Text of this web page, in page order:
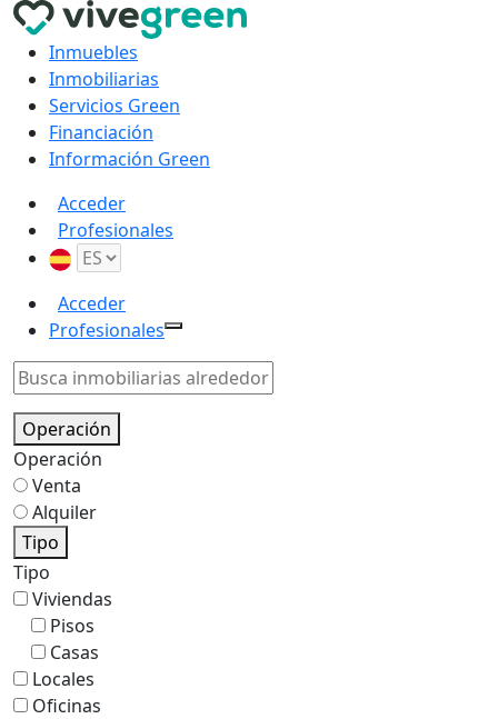
Inmuebles
Inmobiliarias
Servicios Green
Financiación
Información Green
Acceder
Profesionales
Acceder
Profesionales
Operación
Operación
Venta
Alquiler
Tipo
Tipo
Viviendas
Pisos
Casas
Locales
Oficinas